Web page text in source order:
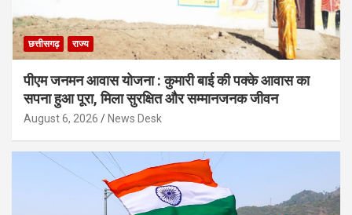
छत्तीसगढ़ राज्य
पीएम जनमन आवास योजना : कुमारी बाई की पक्के आवास का
सपना हुआ पूरा, मिला सुरक्षित और सम्मानजनक जीवन
August 6, 2026 News Desk